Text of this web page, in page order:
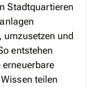
Stadtquartieren
und
entstehen
teilen